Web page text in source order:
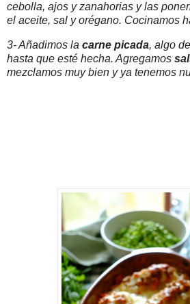
cebolla, ajos y zanahorias y las
el aceite, sal y orégano. Cocinamos
3- Añadimos la carne picada, algo de
hasta que esté hecha. Agregamos
mezclamos muy bien y ya tenemos